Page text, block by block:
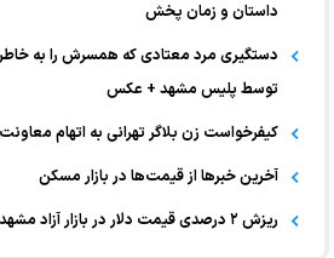
داستان و زمان پخش
دستگیری مرد معتادی که همسرش را به
توسط پلیس مشهد + عکس
کیفرخواست زن بلاگر تهرانی به اتهام
آخرین خبر‌ها از قیمت‌ها در بازار مسکن
ریزش ۲ درصدی قیمت دلار در بازار آزاد مشهد+ علت